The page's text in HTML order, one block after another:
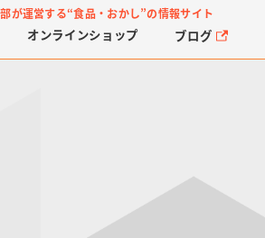
が運営する“食品・おかし”の情報サイト
オンラインショップ ブログ